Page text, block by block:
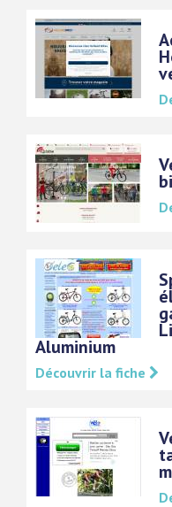
Aluminium
Découvrir la fiche